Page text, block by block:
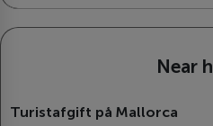
Near
Turistafgift på Mallorca